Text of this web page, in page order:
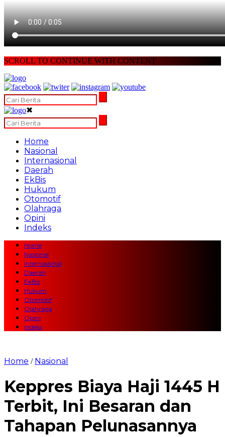
SCROLL TO CONTINUE WITH CONTENT
✖
Home
Nasional
Internasional
Daerah
EkBis
Hukum
Otomotif
Olahraga
Opini
Indeks
Home
Nasional
Internasional
Daerah
EkBis
Hukum
Otomotif
Olahraga
Opini
Indeks
Home / Nasional
Keppres Biaya Haji 1445 H
Terbit, Ini Besaran dan
Tahapan Pelunasannya